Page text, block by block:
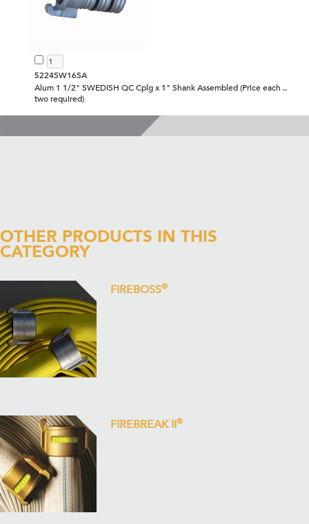
5224SW16SA
Alum 1 1/2" SWEDISH QC Cplg x 1" Shank Assembled (Price each ..
two required)
OTHER PRODUCTS IN THIS
CATEGORY
FIREBOSS®
FIREBREAK II®